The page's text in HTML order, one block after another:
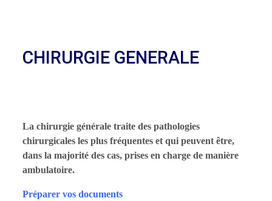
CHIRURGIE GENERALE
La chirurgie générale traite des pathologies
chirurgicales les plus fréquentes et qui peuvent être,
dans la majorité des cas, prises en charge de manière
ambulatoire.
Préparer vos documents